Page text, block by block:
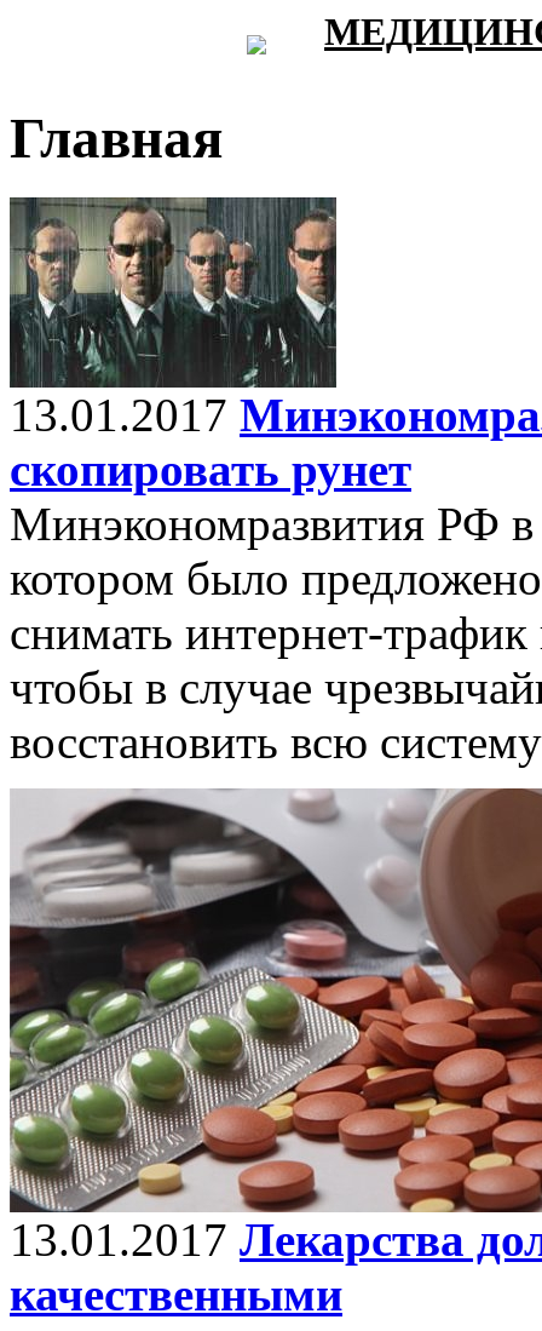
Главная
13.01.2017
скопировать рунет
Минэкономразвития РФ в
котором было
снимать интернет-
чтобы в случае
восстановить всю систему
13.01.2017 Лекарства
качественными